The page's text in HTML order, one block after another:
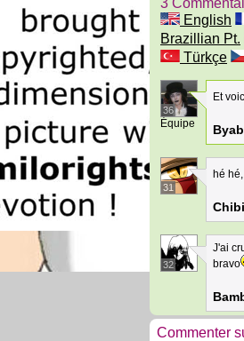
3
English
Brazillian Pt.
Türkçe
36
Équipe
Et
31
hé
32
J'ai
bravo
Commenter